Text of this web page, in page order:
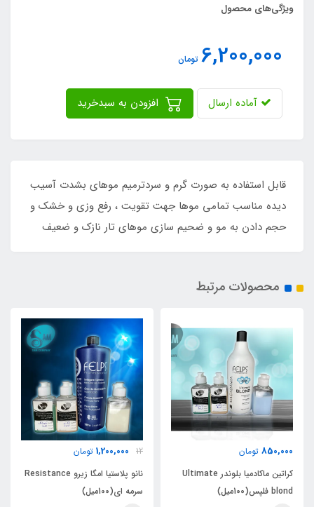
ویژگی‌های محصول
6,200,000 تومان
آماده ارسال
قابل استفاده به صورت گرم و سردترمیم موهای بشدت آسیب
دیده مناسب تمامی موها جهت تقویت ، رفع وزی و خشک و
حجم دادن به مو و ضحیم سازی موهای تار نازک و ضعیف
محصولات مرتبط
12
1,200,000
نانو پلاستیا امگا زیرو Resistance
سرمه ای(100میل)
1,300,000 تومان
نانو پلاستیا امگا زیرو Black
مشکی(100میل)